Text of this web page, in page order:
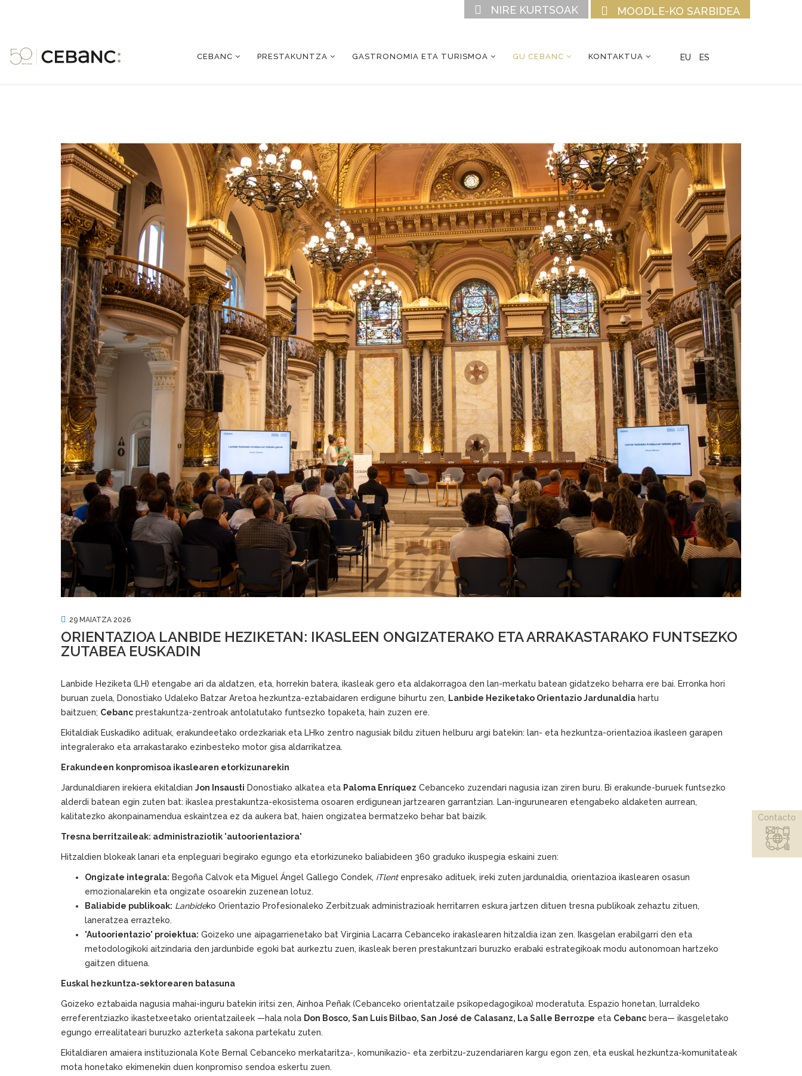
MOODLE-KO SARBIDEA
NIRE KURTSOAK
CEBANC PRESTAKUNTZA GASTRONOMIA ETA TURISMOA GU CEBANC KONTAKTUA EU ES
29 MAIATZA 2026
ORIENTAZIOA LANBIDE HEZIKETAN: IKASLEEN ONGIZATERAKO ETA ARRAKASTARAKO FUNTSEZKO
ZUTABEA EUSKADIN
Lanbide Heziketa (LH) etengabe ari da aldatzen, eta, horrekin batera, ikasleak gero eta aldakorragoa den lan-merkatu batean gidatzeko beharra ere bai. Erronka hori
buruan zuela, Donostiako Udaleko Batzar Aretoa hezkuntza-eztabaidaren erdigune bihurtu zen, Lanbide Heziketako Orientazio Jardunaldia hartu
baitzuen; Cebanc prestakuntza-zentroak antolatutako funtsezko topaketa, hain zuzen ere.
Ekitaldiak Euskadiko adituak, erakundeetako ordezkariak eta LHko zentro nagusiak bildu zituen helburu argi batekin: lan- eta hezkuntza-orientazioa ikasleen garapen
integralerako eta arrakastarako ezinbesteko motor gisa aldarrikatzea.
Erakundeen konpromisoa ikaslearen etorkizunarekin
Jardunaldiaren irekiera ekitaldian Jon Insausti Donostiako alkatea eta Paloma Enríquez Cebanceko zuzendari nagusia izan ziren buru. Bi erakunde-buruek funtsezko
alderdi batean egin zuten bat: ikaslea prestakuntza-ekosistema osoaren erdigunean jartzearen garrantzian. Lan-ingurunearen etengabeko aldaketen aurrean,
kalitatezko akonpainamendua eskaintzea ez da aukera bat, haien ongizatea bermatzeko behar bat baizik.
Tresna berritzaileak: administraziotik 'autoorientaziora'
Hitzaldien blokeak lanari eta enpleguari begirako egungo eta etorkizuneko baliabideen 360 graduko ikuspegia eskaini zuen:
Ongizate integrala: Begoña Calvok eta Miguel Ángel Gallego Condek, iTlentenpresako adituek, ireki zuten jardunaldia, orientazioa ikaslearen osasun
emozionalarekin eta ongizate osoarekin zuzenean lotuz.
Baliabide publikoak: Lanbideko Orientazio Profesionaleko Zerbitzuak administrazioak herritarren eskura jartzen dituen tresna publikoak zehaztu zituen,
laneratzea errazteko.
'Autoorientazio' proiektua: Goizeko une aipagarrienetako bat Virginia Lacarra Cebanceko irakaslearen hitzaldia izan zen. Ikasgelan erabilgarri den eta
metodologikoki aitzindaria den jardunbide egoki bat aurkeztu zuen, ikasleak beren prestakuntzari buruzko erabaki estrategikoak modu autonomoan hartzeko
gaitzen dituena.
Euskal hezkuntza-sektorearen batasuna
Goizeko eztabaida nagusia mahai-inguru batekin iritsi zen, Ainhoa Peñak (Cebanceko orientatzaile psikopedagogikoa) moderatuta. Espazio honetan, lurraldeko
erreferentziazko ikastetxeetako orientatzaileek —hala nola Don Bosco, San Luis Bilbao, San José de Calasanz, La Salle Berrozpe eta Cebanc bera— ikasgeletako
egungo errealitateari buruzko azterketa sakona partekatu zuten.
Ekitaldiaren amaiera instituzionala Kote Bernal Cebanceko merkataritza-, komunikazio- eta zerbitzu-zuzendariaren kargu egon zen, eta euskal hezkuntza-komunitateak
mota honetako ekimenekin duen konpromiso sendoa eskertu zuen.
Contacto